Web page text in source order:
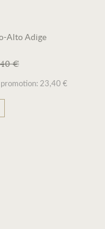
Alto Adige
€
23,40 €